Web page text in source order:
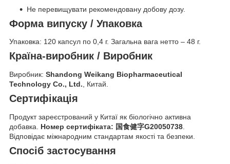
Не перевищувати рекомендовану добову дозу.
Форма випуску / Упаковка
Упаковка: 120 капсул по 0,4 г. Загальна вага нетто – 48 г.
Країна-виробник / Виробник
Виробник: Shandong Weikang Biopharmaceutical
Technology Co., Ltd. , Китай.
Сертифікація
Продукт зареєстрований у Китаї як біологічно активна
добавка. Номер сертифіката: 国食健字G20050738
Відповідає міжнародним стандартам якості та безпеки.
Спосіб застосування